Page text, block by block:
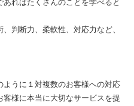
ればたくさんのことを学べると
判断力、柔軟性、対応力など、
ように１対複数のお客様への対応
様に本当に大切なサービスを提